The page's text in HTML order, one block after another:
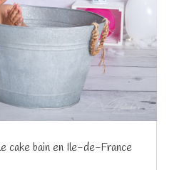
cake bain en Ile-de-France